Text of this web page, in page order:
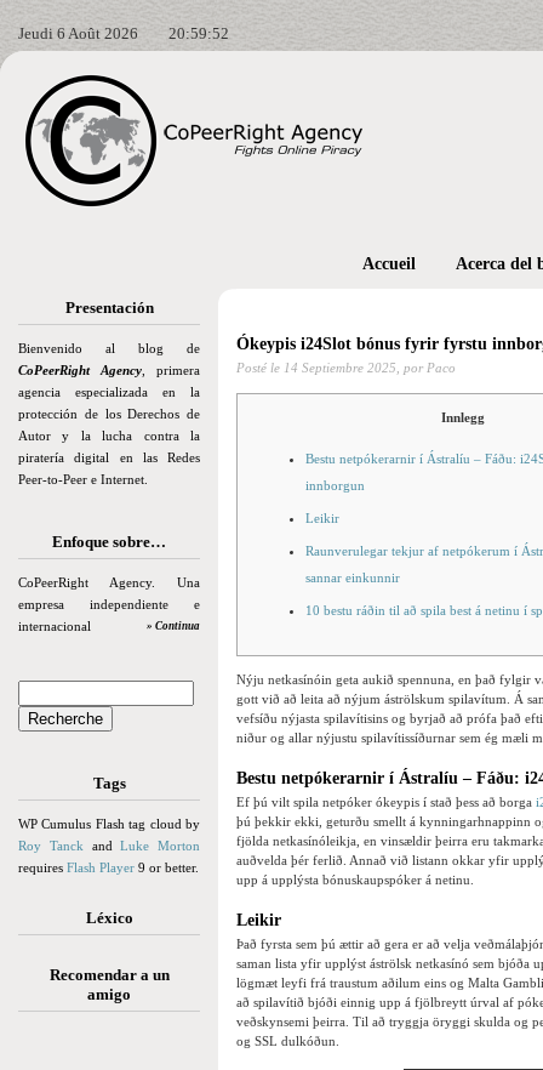
Jeudi 6 Août 2026 20:59:53
Presentación
Bienvenido al blog de
CoPeerRight Agency , primera
agencia especializada en la
protección de los Derechos de
Autor y la lucha contra la
piratería digital en las Redes
Peer-to-Peer e Internet.
Enfoque sobre…
CoPeerRight Agency. Una
empresa independiente e
internacional
» Continua
Tags
WP Cumulus Flash tag cloud by
Roy Tanck andLuke Morton
requires Flash Player 9 or better.
Léxico
Recomendar a un
amigo
Accueil Acerca del
Ókeypis i24Slot bónus fyrir fyrstu
Posté le 14 Septiembre 2025, por Paco
Innlegg
Bestu netpókerarnir í Ástralíu – Fáðu:
innborgun
Leikir
Raunverulegar tekjur af netpókerum í
sannar einkunnir
10 bestu ráðin til að spila best á netinu í
Nýju netkasínóin geta aukið spennuna, en það fylgir
gott við að leita að nýjum áströlskum spilavítum. Á
vefsíðu nýjasta spilavítisins og byrjað að prófa það
niður og allar nýjustu spilavítissíðurnar sem ég mæli
Bestu netpókerarnir í Ástralíu – Fáðu:
Ef þú vilt spila netpóker ókeypis í stað þess að borga
þú þekkir ekki, geturðu smellt á kynningarhnappinn
fjölda netkasínóleikja, en vinsældir þeirra eru
auðvelda þér ferlið. Annað við listann okkar yfir
upp á upplýsta bónuskaupspóker á netinu.
Leikir
Það fyrsta sem þú ættir að gera er að velja
saman lista yfir upplýst áströlsk netkasínó sem bjóða
lögmæt leyfi frá traustum aðilum eins og Malta
að spilavítið bjóði einnig upp á fjölbreytt úrval af
veðskynsemi þeirra. Til að tryggja öryggi skulda og
og SSL dulkóðun.